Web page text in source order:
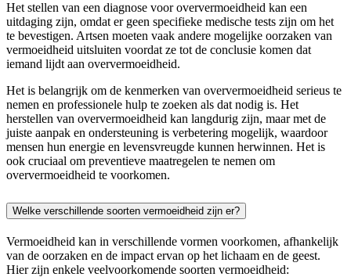
Het stellen van een diagnose voor oververmoeidheid kan een
uitdaging zijn, omdat er geen specifieke medische tests zijn om het
te bevestigen. Artsen moeten vaak andere mogelijke oorzaken van
vermoeidheid uitsluiten voordat ze tot de conclusie komen dat
iemand lijdt aan oververmoeidheid.
Het is belangrijk om de kenmerken van oververmoeidheid serieus te
nemen en professionele hulp te zoeken als dat nodig is. Het
herstellen van oververmoeidheid kan langdurig zijn, maar met de
juiste aanpak en ondersteuning is verbetering mogelijk, waardoor
mensen hun energie en levensvreugde kunnen herwinnen. Het is
ook cruciaal om preventieve maatregelen te nemen om
oververmoeidheid te voorkomen.
Welke verschillende soorten vermoeidheid zijn er?
Vermoeidheid kan in verschillende vormen voorkomen, afhankelijk
van de oorzaken en de impact ervan op het lichaam en de geest.
Hier zijn enkele veelvoorkomende soorten vermoeidheid: